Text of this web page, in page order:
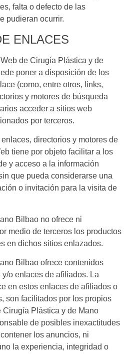
falta o defecto de las
pudieran ocurrir.
ENLACES
de Cirugía Plástica y de
poner a disposición de los
(como, entre otros, links,
y motores de búsqueda
acceder a sitios web
por terceros.
directorios y motores de
tiene por objeto facilitar a los
y acceso a la información
que pueda considerarse una
o invitación para la visita de
Bilbao no ofrece ni
medio de terceros los productos
en dichos sitios enlazados.
Bilbao ofrece contenidos
o enlaces de afiliados. La
en estos enlaces de afiliados o
son facilitados por los propios
Cirugía Plástica y de Mano
de posibles inexactitudes
los anuncios, ni
la experiencia, integridad o